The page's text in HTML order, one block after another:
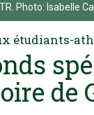
Photo: Isabelle
étudiants-
de